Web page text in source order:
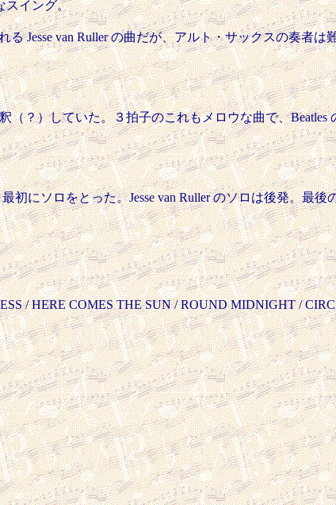
スイング。
Jesse van Ruller の曲だが、アルト・サックスの奏者は
（？）していた。３拍子のこれもメロウな曲で、
初にソロをとった。Jesse van Ruller のソロは後発。最
/ HERE COMES THE SUN / ROUND MIDNIGHT /